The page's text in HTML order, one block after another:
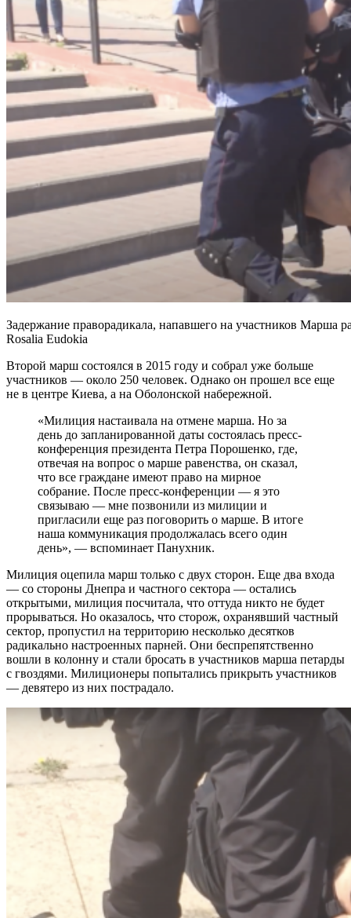
Задержание праворадикала, напавшего на участников Марша
Rosalia Eudokia
Второй марш состоялся в 2015 году и собрал уже больше
участников — около 250 человек. Однако он прошел все еще
не в центре Киева, а на Оболонской набережной.
«Милиция настаивала на отмене марша. Но за
день до запланированной даты состоялась пресс-
конференция президента Петра Порошенко, где,
отвечая на вопрос о марше равенства, он сказал,
что все граждане имеют право на мирное
собрание. После пресс-конференции — я это
связываю — мне позвонили из милиции и
пригласили еще раз поговорить о марше. В итоге
наша коммуникация продолжалась всего один
день», — вспоминает Панухник.
Милиция оцепила марш только с двух сторон. Еще два входа
— со стороны Днепра и частного сектора — остались
открытыми, милиция посчитала, что оттуда никто не будет
прорываться. Но оказалось, что сторож, охранявший частный
сектор, пропустил на территорию несколько десятков
радикально настроенных парней. Они беспрепятственно
вошли в колонну и стали бросать в участников марша петарды
с гвоздями. Милиционеры попытались прикрыть участников
— девятеро из них пострадало.